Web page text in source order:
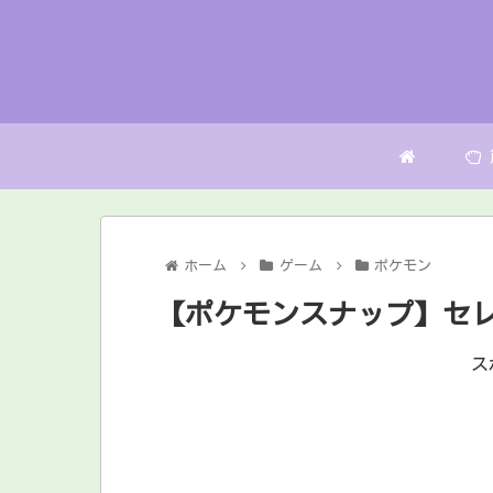
ホーム ゲーム ポケモン
【ポケモンスナップ】セ